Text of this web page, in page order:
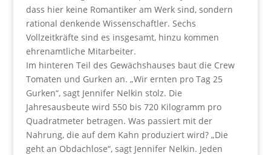
dass hier keine Romantiker am Werk sind, sondern
rational denkende Wissenschaftler. Sechs
Vollzeitkräfte sind es insgesamt, hinzu kommen
ehrenamtliche Mitarbeiter.
Im hinteren Teil des Gewächshauses baut die Crew
Tomaten und Gurken an. „Wir ernten pro Tag 25
Gurken“, sagt Jennifer Nelkin stolz. Die
Jahresausbeute wird 550 bis 720 Kilogramm pro
Quadratmeter betragen. Was passiert mit der
Nahrung, die auf dem Kahn produziert wird? „Die
geht an Obdachlose“, sagt Jennifer Nelkin. Jeden